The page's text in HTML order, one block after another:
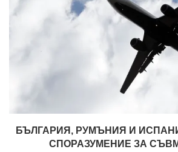
БЪЛГАРИЯ, РУМЪНИЯ И
СПОРАЗУМЕНИЕ ЗА